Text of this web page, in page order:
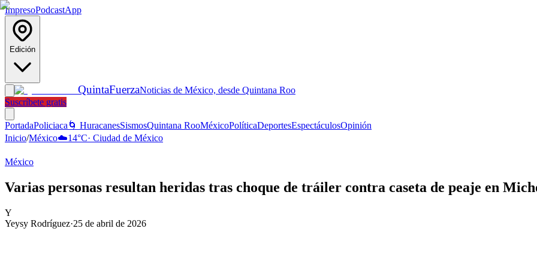
ImpresoPodcastApp
Edición
QuintaFuerzaNoticias de México, desde Quintana Roo
Suscríbete gratis
PortadaPoliciaca 🌀 HuracanesSismosQuintana RooMéxicoPolíticaDeportesEspectáculosOpinión
Inicio/México☁️14°C· Ciudad de México
México
Varias personas resultan heridas tras choque de tráiler contra caseta de peaje en
Y
Yeysy Rodríguez·25 de abril de 2026